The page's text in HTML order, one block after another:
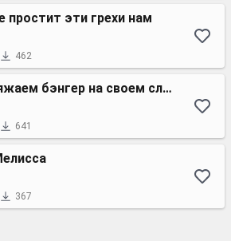
простит эти грехи нам
462
Мы заряжаем бэнгер на своем сленге
641
367